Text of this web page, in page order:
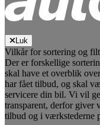
Luk
Vilkår for sortering og
Der er forskellige
skal have et overblik
har fået tilbud, og skal
servicere din bil. Vi vil
transparent, derfor giver
tilbud og i værkstederne